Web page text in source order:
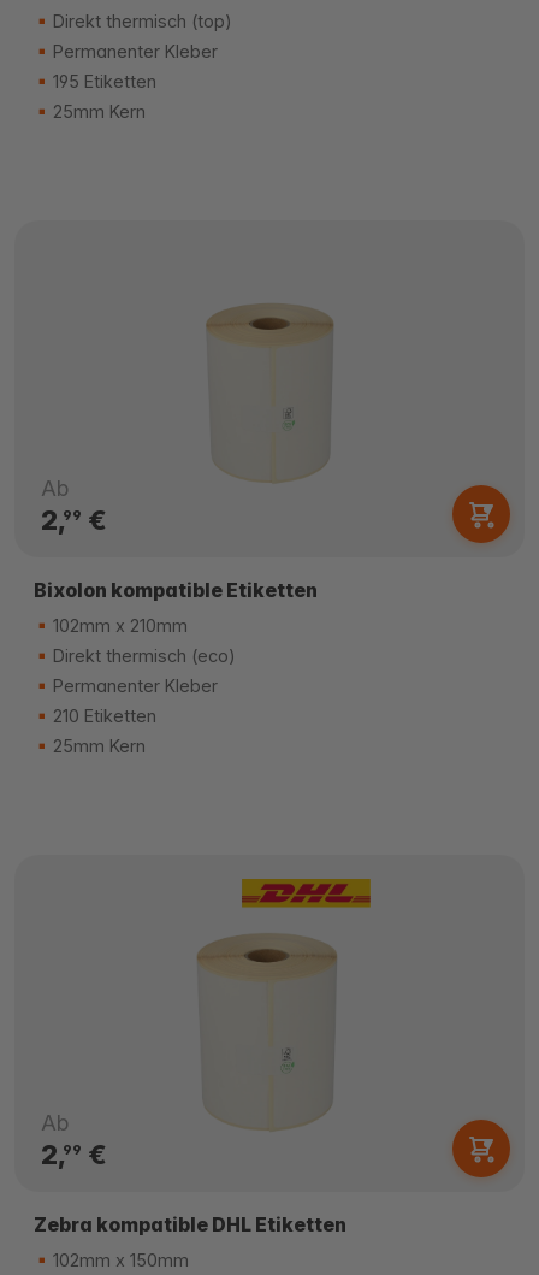
Direkt thermisch (top)
Permanenter Kleber
195 Etiketten
25mm Kern
Ab
2,99 €
Bixolon kompatible Etiketten
102mm x 210mm
Direkt thermisch (eco)
Permanenter Kleber
210 Etiketten
25mm Kern
Ab
2,99 €
Zebra kompatible DHL Etiketten
102mm x 150mm